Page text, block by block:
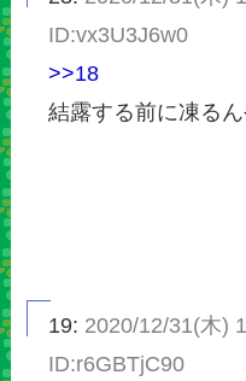
ID:vx3U3J6w0
>>18
結露する前に凍る
19: 2020/12/31(木)
ID:r6GBTjC90